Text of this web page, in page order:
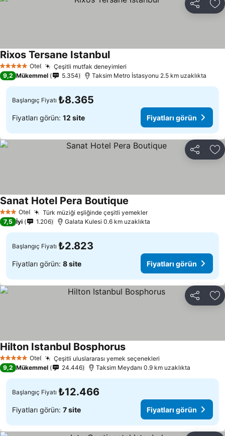
Paylaş
5 Yıldız Otel Çeşitli mutfak deneyimleri
Rixos Tersane Istanbul
9,2 Mükemmel 5.354 Taksim Metro İstasyonu 2.5 km uzaklıkta
Başlangıç Fiyatı ₺8.365
Fiyatları görün: 12 site Fiyatları görün
Paylaş
3 YıldızOtel Türk müziği eşliğinde çeşitli yemekler
Sanat Hotel Pera Boutique
7,5 İyi 1.206 Galata Kulesi 0.6 km uzaklıkta
Başlangıç Fiyatı ₺2.823
Fiyatları görün: 8 site Fiyatları görün
Paylaş
5 Yıldız Otel Çeşitli uluslararası yemek seçenekleri
Hilton Istanbul Bosphorus
9,2 Mükemmel 24.446 Taksim Meydanı 0.9 km uzaklıkta
Başlangıç Fiyatı ₺12.466
Fiyatları görün: 7 site Fiyatları görün